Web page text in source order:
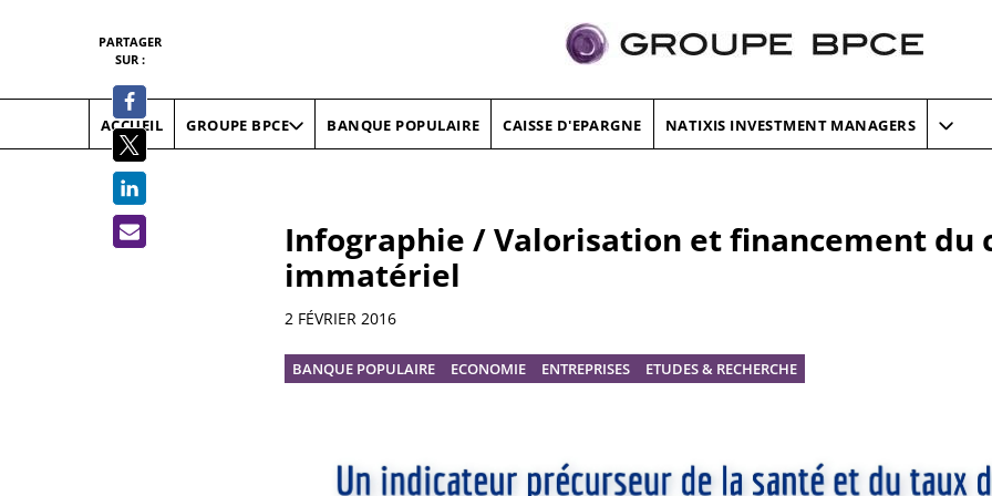
ACCUEIL GROUPE BPCE BANQUE POPULAIRE CAISSE D'EPARGNE NATIXIS INVESTMENT MANAGERS
Infographie / Valorisation et financement du
immatériel
Informations
2 FÉVRIER 2016
BANQUE POPULAIRE ECONOMIE ENTREPRISES ETUDES & RECHERCHE
PARTAGER
SUR :